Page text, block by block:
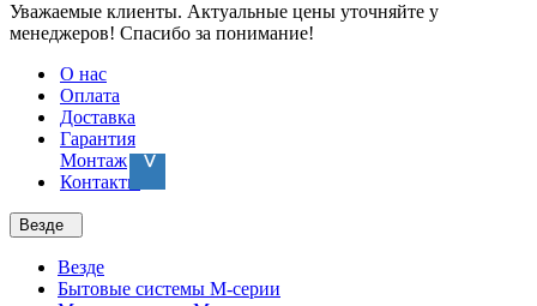
Уважаемые клиенты. Актуальные цены уточняйте у
менеджеров! Спасибо за понимание!
О нас
Оплата
Доставка
Гарантия
Монтаж
Контакты
Везде
Везде
Бытовые системы M-серии